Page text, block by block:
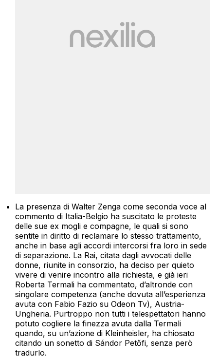
La presenza di Walter Zenga come seconda voce al
commento di Italia-Belgio ha suscitato le proteste
delle sue ex mogli e compagne, le quali si sono
sentite in diritto di reclamare lo stesso trattamento,
anche in base agli accordi intercorsi fra loro in sede
di separazione. La Rai, citata dagli avvocati delle
donne, riunite in consorzio, ha deciso per quieto
vivere di venire incontro alla richiesta, e già ieri
Roberta Termali ha commentato, d’altronde con
singolare competenza (anche dovuta all’esperienza
avuta con Fabio Fazio su Odeon Tv), Austria-
Ungheria. Purtroppo non tutti i telespettatori hanno
potuto cogliere la finezza avuta dalla Termali
quando, su un’azione di Kleinheisler, ha chiosato
citando un sonetto di Sándor Petőfi, senza però
tradurlo.